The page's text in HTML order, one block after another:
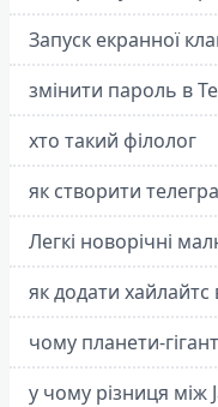
Запуск екранної
змінити пароль в
хто такий філолог
як створити
Легкі новорічні
як додати хайлайтс
чому планети-
у чому різниця між